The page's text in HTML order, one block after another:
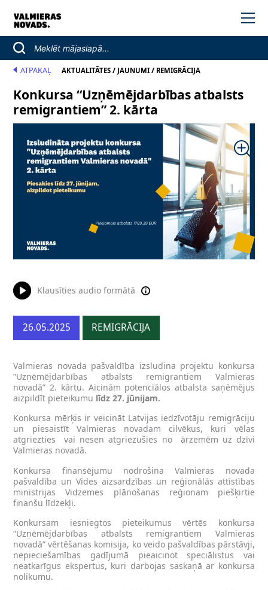
ATPAKAĻ AKTUALITĀTES/ JAUNUMI/ REMIGRĀCIJA
Konkursa “Uzņēmējdarbības atbalsts
remigrantiem” 2. kārta
Klausīties audio formātā
26.05.2025 REMIGRĀCIJA
Valmieras novada pašvaldība izsludina projektu konkursa
“Uzņēmējdarbības atbalsts remigrantiem Valmieras
novadā” 2. kārtu. Aicinām potenciālos atbalsta saņēmējus
aizpildīt pieteikumu līdz 27. jūnijam.
Konkursa mērķis ir veicināt Latvijas iedzīvotāju remigrāciju
un piesaistīt Valmieras novadam cilvēkus, kuri vēlas
atgriezties vai nesen atgriezušies no ārzemēm uz dzīvi
Valmieras novadā.
Konkursa finansējumu nodrošina Valmieras novada
pašvaldība un Vides aizsardzības un reģionālās attīstības
ministrijas Vidzemes plānošanas reģionam piešķirtie
finanšu līdzekļi.
Konkursam iesniegtos pieteikumus vērtēs konkursa
“Uzņēmējdarbības atbalsts remigrantiem Valmieras
novadā” vērtēšanas komisija, ko veido pašvaldības pārstāvji,
nepieciešamības gadījumā pieaicinot speciālistus vai
neatkarīgus ekspertus, kuri darbojas saskaņā ar konkursa
nolikumu.